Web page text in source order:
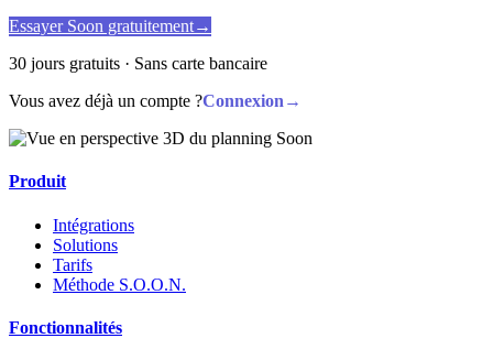
Essayer Soon gratuitement→
30 jours gratuits · Sans carte bancaire
Vous avez déjà un compte ?Connexion →
Produit
Intégrations
Solutions
Tarifs
Méthode S.O.O.N.
Fonctionnalités